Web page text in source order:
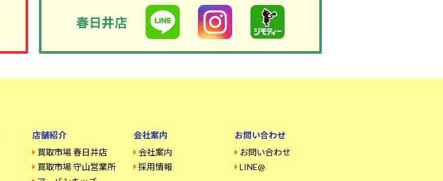
春日井店
店舗紹介
買取市場 春日井店
買取市場 守山営業所
会社案内
会社案内
採用情報
お問い合わせ
お問い合わせ
LINE@